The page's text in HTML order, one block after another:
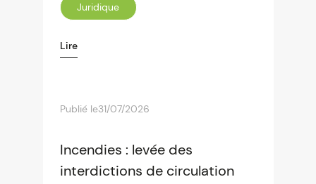
Juridique
Lire
Publié le31/07/2026
Incendies : levée des
interdictions de circulation